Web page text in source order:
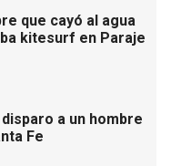
que cayó al agua
kitesurf en Paraje
a un hombre
Fe